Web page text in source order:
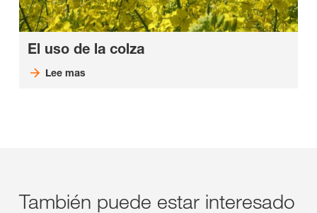
El uso de la colza
Lee mas
También puede estar interesado